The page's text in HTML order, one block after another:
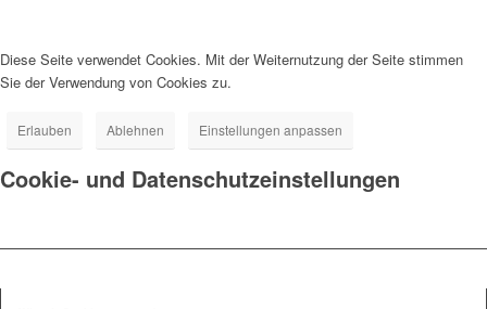
Diese Seite verwendet Cookies. Mit der Weiternutzung der Seite stimmen
Sie der Verwendung von Cookies zu.
Erlauben Ablehnen Einstellungen anpassen
Cookie- und Datenschutzeinstellungen